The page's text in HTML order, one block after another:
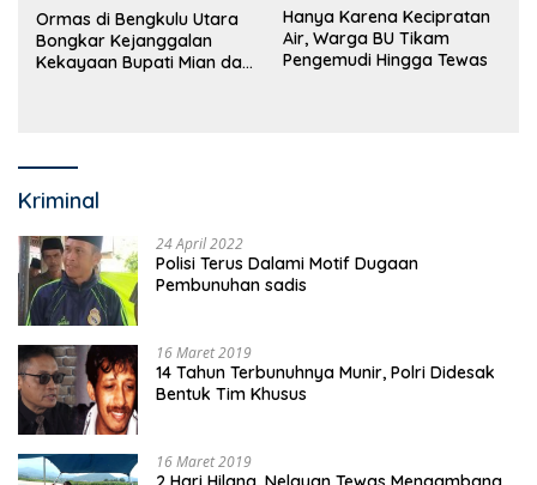
Ormas di Bengkulu Utara
Bongkar Kejanggalan
Kekayaan Bupati Mian dan
Hanya Karena Kecipratan
Air, Warga BU Tikam
Pengemudi Hingga Tewas
Kriminal
24 April 2022
Polisi Terus Dalami Motif Dugaan
Pembunuhan sadis
16 Maret 2019
14 Tahun Terbunuhnya Munir, Polri Didesak
Bentuk Tim Khusus
16 Maret 2019